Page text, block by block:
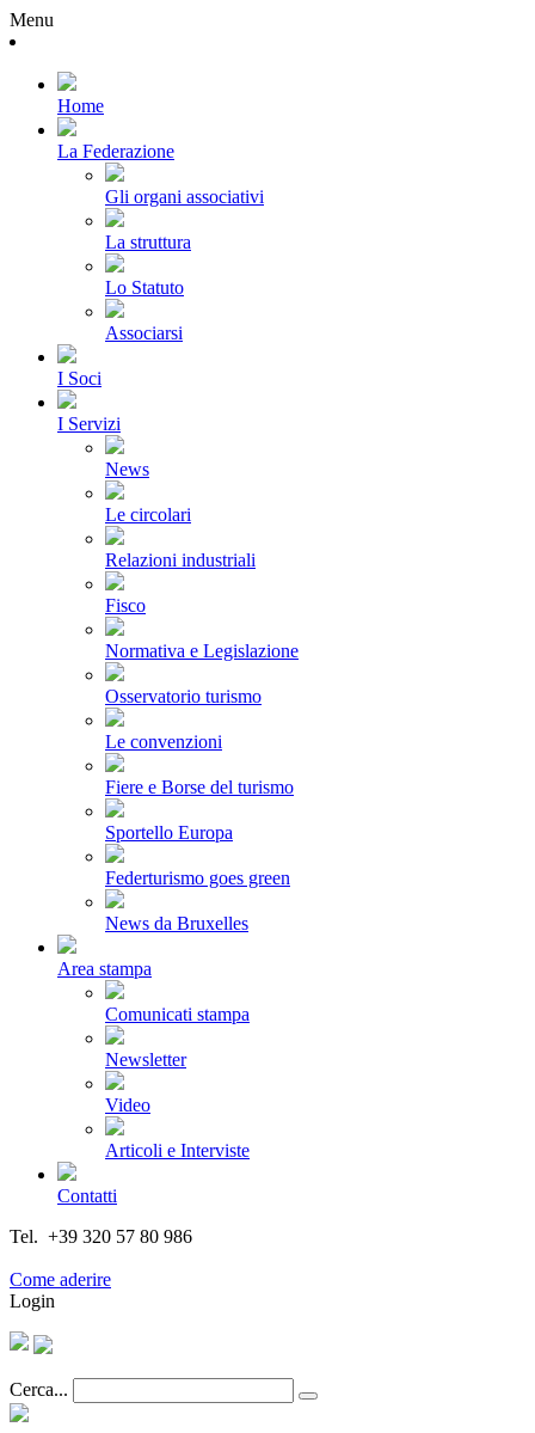
Menu
Home
La Federazione
Gli organi associativi
La struttura
Lo Statuto
Associarsi
I Soci
I Servizi
News
Le circolari
Relazioni industriali
Fisco
Normativa e Legislazione
Osservatorio turismo
Le convenzioni
Fiere e Borse del turismo
Sportello Europa
Federturismo goes green
News da Bruxelles
Area stampa
Comunicati stampa
Newsletter
Video
Articoli e Interviste
Contatti
Tel. +39 320 57 80 986
Come aderire
Login
Cerca...